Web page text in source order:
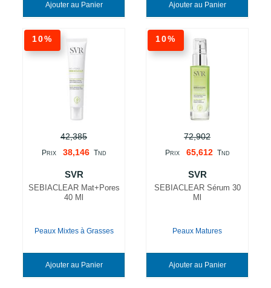
Ajouter au Panier Ajouter au Panier
10%
42,385
PRIX 38,146 TND
SVR
SEBIACLEAR Mat+Pores
40 Ml
Peaux Mixtes à Grasses
Ajouter au Panier
10%
72,902
PRIX 65,612 TND
SVR
SEBIACLEAR Sérum 30
Ml
Peaux Matures
Ajouter au Panier